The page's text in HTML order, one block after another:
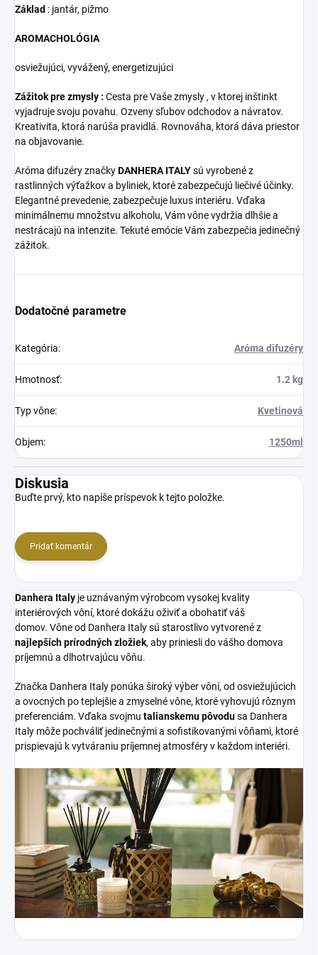
Základ : jantár, pižmo
AROMACHOLÓGIA
osviežujúci, vyvážený, energetizujúci
Zážitok pre zmysly : Cesta pre Vaše zmysly , v ktorej inštinkt
vyjadruje svoju povahu. Ozveny sľubov odchodov a návratov.
Kreativita, ktorá narúša pravidlá. Rovnováha, ktorá dáva priestor
na objavovanie.
Aróma difuzéry značkyDANHERA ITALYsú vyrobené z
rastlinných výťažkov a byliniek, ktorézabezpečujú liečivé účinky.
Elegantné prevedenie, zabezpečuje luxus interiéru. Vďaka
minimálnemu množstvu alkoholu, Vám vône vydržia dlhšie a
nestrácajú na intenzite. Tekuté emócie Vám zabezpečia jedinečný
zážitok.
Dodatočné parametre
Kategória: Aróma difuzéry
Hmotnosť: 1.2 kg
Typ vône: Kvetinová
Objem: 1250ml
Diskusia
Buďte prvý, kto napíše príspevok k tejto položke.
Pridať komentár
Danhera Italy je uznávaným výrobcom vysokej kvality
interiérových vôní, ktoré dokážu oživiť a obohatiť váš
domov. Vône od Danhera Italy sú starostlivo vytvorené z
najlepších prírodných zložiek, aby priniesli do vášho domova
príjemnú a dlhotrvajúcu vôňu.
Značka Danhera Italy ponúka široký výber vôní, od osviežujúcich
a ovocných po teplejšie a zmyselné vône, ktoré vyhovujú rôznym
preferenciám. Vďaka svojmu talianskemu pôvodusa Danhera
Italy môže pochváliť jedinečnými a sofistikovanými vôňami, ktoré
prispievajú k vytváraniu príjemnej atmosféry v každom interiéri.